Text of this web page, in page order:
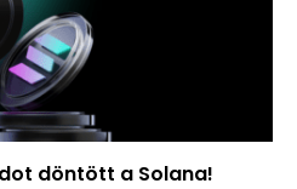
döntött a Solana!